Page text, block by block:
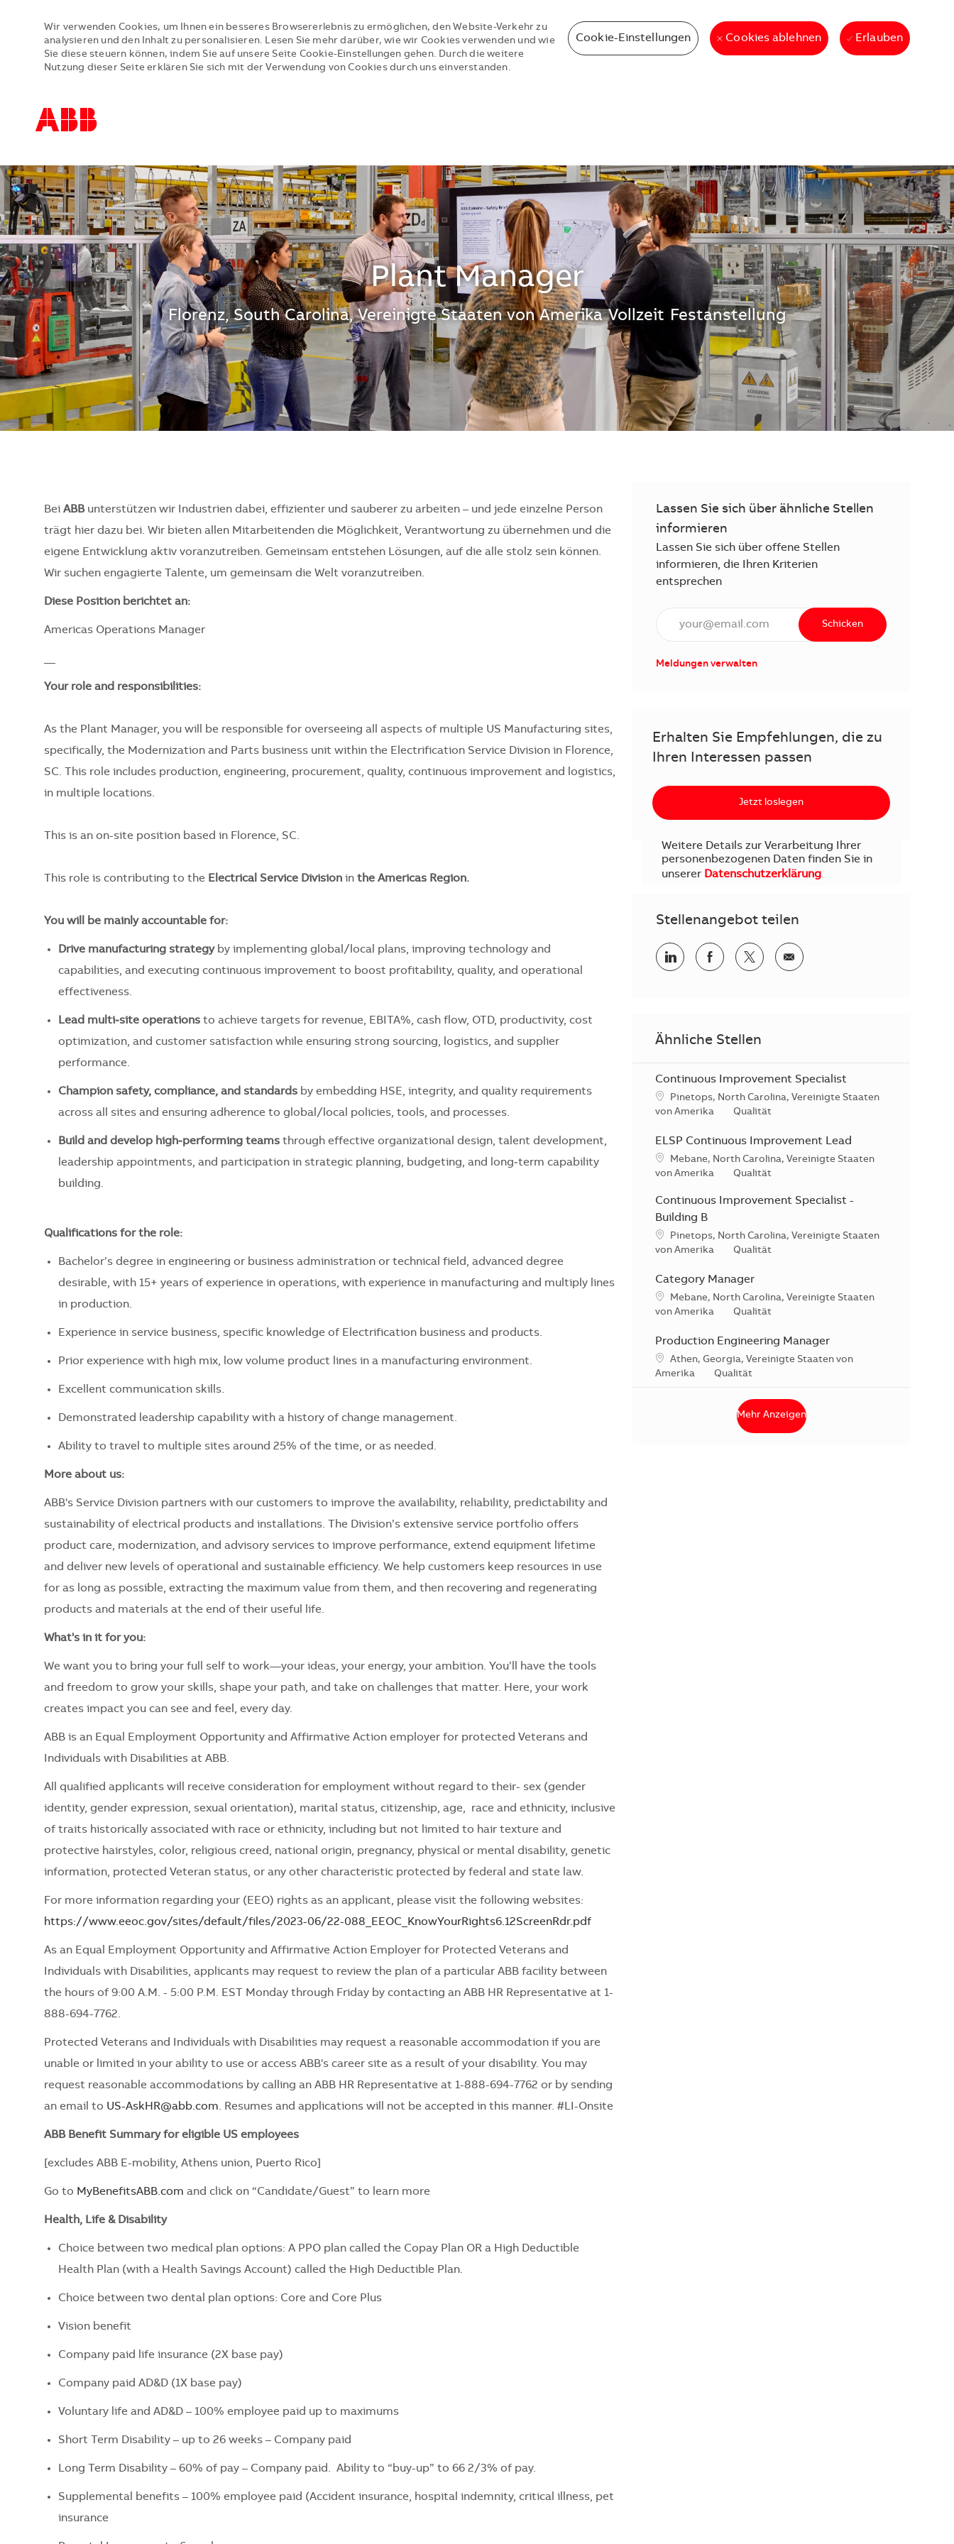
--
Wir verwenden Cookies, um Ihnen ein besseres Browsererlebnis zu ermöglichen, den Website-Verkehr zu
analysieren und den Inhalt zu personalisieren. Lesen Sie mehr darüber, wie wir Cookies verwenden und wie
Sie diese steuern können, indem Sie auf unsere Seite Cookie-Einstellungen gehen. Durch die weitere
Nutzung dieser Seite erklären Sie sich mit der Verwendung von Cookies durch uns einverstanden.
Cookie-Einstellungen Cookies ablehnen Erlauben
Plant Manager
Standort
Florenz, South Carolina, Vereinigte Staaten von Amerika Vollzeit Festanstellung
Bei ABBunterstützen wir Industrien dabei, effizienter und sauberer zu arbeiten – und jede einzelne Person
trägt hier dazu bei. Wir bieten allen Mitarbeitenden die Möglichkeit, Verantwortung zu übernehmen und die
eigene Entwicklung aktiv voranzutreiben. Gemeinsam entstehen Lösungen, auf die alle stolz sein können.
Wir suchen engagierte Talente, um gemeinsam die Welt voranzutreiben.
Diese Position berichtet an:
Americas Operations Manager
Your role and responsibilities:
As the Plant Manager, you will be responsible for overseeing all aspects of multiple US Manufacturing sites,
specifically, the Modernization and Parts business unit within the Electrification Service Division in Florence,
SC. This role includes production, engineering, procurement, quality, continuous improvement and logistics,
in multiple locations.
This is an on-site position based in Florence, SC.
This role is contributing to the Electrical Service Division in the Americas Region.
You will be mainly accountable for:
Drive manufacturing strategyby implementing global/local plans, improving technology and
capabilities, and executing continuous improvement to boost profitability, quality, and operational
effectiveness.
Lead multi‑site operations to achieve targets for revenue, EBITA%, cash flow, OTD, productivity, cost
optimization, and customer satisfaction while ensuring strong sourcing, logistics, and supplier
performance.
Champion safety, compliance, and standards by embedding HSE, integrity, and quality requirements
across all sites and ensuring adherence to global/local policies, tools, and processes.
Build and develop high‑performing teams through effective organizational design, talent development,
leadership appointments, and participation in strategic planning, budgeting, and long‑term capability
building.
Qualifications for the role:
Bachelor’s degree in engineering or business administration or technical field, advanced degree
desirable, with 15+ years of experience in operations, with experience in manufacturing and multiply lines
in production.
Experience in service business, specific knowledge of Electrification business and products.
Prior experience with high mix, low volume product lines in a manufacturing environment.
Excellent communication skills.
Demonstrated leadership capability with a history of change management.
Ability to travel to multiple sites around 25% of the time, or as needed.
More about us:
ABB's Service Division partners with our customers to improve the availability, reliability, predictability and
sustainability of electrical products and installations. The Division’s extensive service portfolio offers
product care, modernization, and advisory services to improve performance, extend equipment lifetime
and deliver new levels of operational and sustainable efficiency. We help customers keep resources in use
for as long as possible, extracting the maximum value from them, and then recovering and regenerating
products and materials at the end of their useful life.
What's in it for you:
We want you to bring your full self to work—your ideas, your energy, your ambition. You’ll have the tools
and freedom to grow your skills, shape your path, and take on challenges that matter. Here, your work
creates impact you can see and feel, every day.
ABB is an Equal Employment Opportunity and Affirmative Action employer for protected Veterans and
Individuals with Disabilities at ABB.
All qualified applicants will receive consideration for employment without regard to their- sex (gender
identity, gender expression, sexual orientation), marital status, citizenship, age, race and ethnicity, inclusive
of traits historically associated with race or ethnicity, including but not limited to hair texture and
protective hairstyles, color, religious creed, national origin, pregnancy, physical or mental disability, genetic
information, protected Veteran status, or any other characteristic protected by federal and state law.
For more information regarding your (EEO) rights as an applicant, please visit the following websites:
https://www.eeoc.gov/sites/default/files/2023-06/22-088_EEOC_KnowYourRights6.12ScreenRdr.pdf
As an Equal Employment Opportunity and Affirmative Action Employer for Protected Veterans and
Individuals with Disabilities, applicants may request to review the plan of a particular ABB facility between
the hours of 9:00 A.M. - 5:00 P.M. EST Monday through Friday by contacting an ABB HR Representative at 1-
888-694-7762.
Protected Veterans and Individuals with Disabilities may request a reasonable accommodation if you are
unable or limited in your ability to use or access ABB's career site as a result of your disability. You may
request reasonable accommodations by calling an ABB HR Representative at 1-888-694-7762 or by sending
an email to US-AskHR@abb.com. Resumes and applications will not be accepted in this manner. #LI-Onsite
ABB Benefit Summary for eligible US employees
[excludes ABB E-mobility, Athens union, Puerto Rico]
Go to MyBenefitsABB.com and click on “Candidate/Guest” to learn more
Health, Life & Disability
Choice between two medical plan options: A PPO plan called the Copay Plan OR a High Deductible
Health Plan (with a Health Savings Account) called the High Deductible Plan.
Choice between two dental plan options: Core and Core Plus
Vision benefit
Company paid life insurance (2X base pay)
Company paid AD&D (1X base pay)
Voluntary life and AD&D – 100% employee paid up to maximums
Short Term Disability – up to 26 weeks – Company paid
Long Term Disability – 60% of pay – Company paid. Ability to “buy-up” to 66 2/3% of pay.
Supplemental benefits – 100% employee paid (Accident insurance, hospital indemnity, critical illness, pet
insurance
Lassen Sie sich über ähnliche Stellen
informieren
Lassen Sie sich über offene Stellen
informieren, die Ihren Kriterien
entsprechen
E-Mail Adresse eingeben (erforderlich)
Schicken
Meldungen verwalten
Erhalten Sie Empfehlungen, die zu
Ihren Interessen passen
Jetzt loslegen
Weitere Details zur Verarbeitung Ihrer
personenbezogenen Daten finden Sie in
unserer Datenschutzerklärung.
Stellenangebot teilen
Teilen via LinkedInTeilen via Facebook
Teilen via Twitter
Teilen via E-Mail
Ähnliche Stellen
Continuous Improvement Specialist
Standort
Pinetops, North Carolina, Vereinigte Staaten
von Amerika
Kategorie
Qualität
ELSP Continuous Improvement Lead
Standort
Mebane, North Carolina, Vereinigte Staaten
von Amerika
Kategorie
Qualität
Continuous Improvement Specialist -
Building B
Standort
Pinetops, North Carolina, Vereinigte Staaten
von Amerika
Kategorie
Qualität
Category Manager
Standort
Mebane, North Carolina, Vereinigte Staaten
von Amerika
Kategorie
Qualität
Production Engineering Manager
Standort
Athen, Georgia, Vereinigte Staaten von
Amerika
Kategorie
Qualität
Mehr Anzeigen